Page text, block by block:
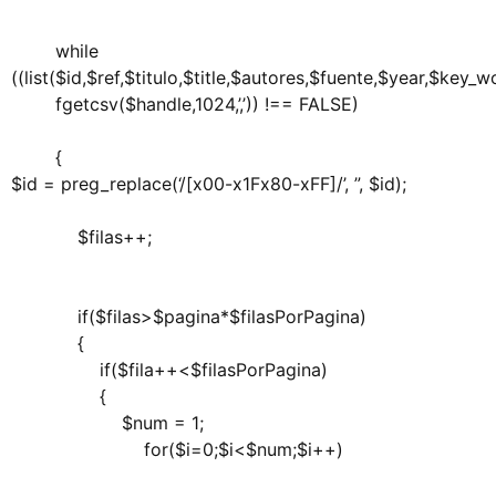
while
fgetcsv($handle,1024,’,’)) !== FALSE)
{
$id = preg_replace(‘/[x00-x1Fx80-xFF]/’, ”, $id);
$filas++;
if($filas>$pagina*$filasPorPagina)
{
if($fila++<$filasPorPagina)
{
$num = 1;
for($i=0;$i<$num;$i++)